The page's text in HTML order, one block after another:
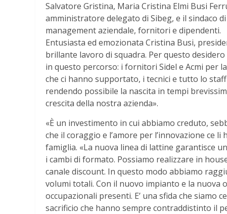
Salvatore Gristina, Maria Cristina Elmi Busi
amministratore delegato di Sibeg, e il sindaco
management aziendale, fornitori e dipendenti.
Entusiasta ed emozionata Cristina Busi,
brillante lavoro di squadra. Per questo
in questo percorso: i fornitori Sidel e Acmi per
che ci hanno supportato, i tecnici e tutto lo
rendendo possibile la nascita in tempi
crescita della nostra azienda».
«È un investimento in cui abbiamo creduto,
che il coraggio e l’amore per l’innovazione ce
famiglia. «La nuova linea di lattine garantisce
i cambi di formato. Possiamo realizzare in
canale discount. In questo modo abbiamo
volumi totali. Con il nuovo impianto e la nuova
occupazionali presenti. E’ una sfida che siamo
sacrificio che hanno sempre contraddistinto il